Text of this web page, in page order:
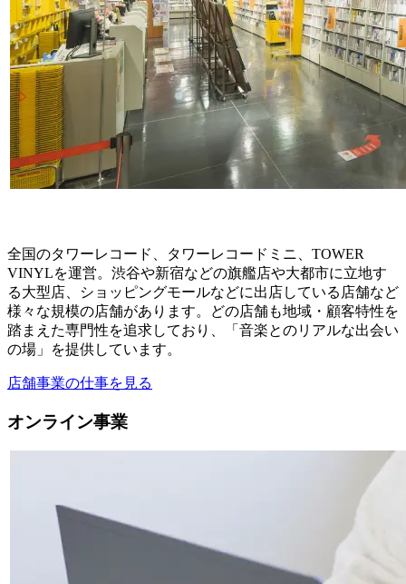
全国のタワーレコード、タワーレコードミニ、TOWER
VINYLを運営。渋谷や新宿などの旗艦店や大都市に立地す
る大型店、ショッピングモールなどに出店している店舗など
様々な規模の店舗があります。どの店舗も地域・顧客特性を
踏まえた専門性を追求しており、「音楽とのリアルな出会い
の場」を提供しています。
店舗事業の仕事を見る
オンライン事業